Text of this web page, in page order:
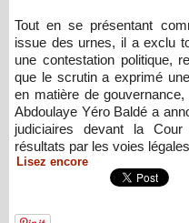
Tout en se présentant
issue des urnes, il a exclu
une contestation politique,
que le scrutin a exprimé
en matière de gouvernance,
Abdoulaye Yéro Baldé a
judiciaires devant la
résultats par les voies
Lisez encore